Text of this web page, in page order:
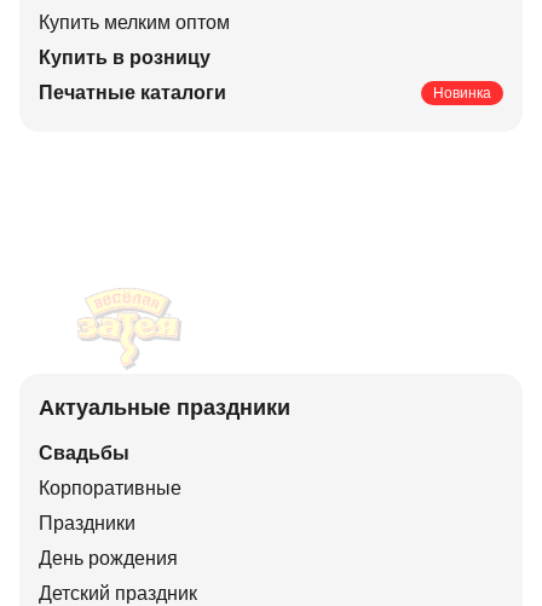
Купить мелким оптом
Купить в розницу
Печатные каталоги
Новинка
Актуальные праздники
Свадьбы
Корпоративные
Праздники
День рождения
Детский праздник